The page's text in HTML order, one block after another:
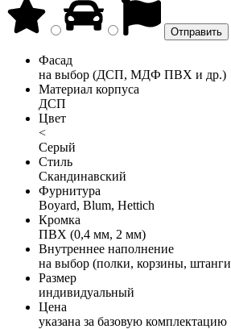
Фасад
на выбор (ДСП, МДФ ПВХ и др.)
Материал корпуса
ДСП
Цвет
<
Серый
Стиль
Скандинавский
Фурнитура
Boyard, Blum, Hettich
Кромка
ПВХ (0,4 мм, 2 мм)
Внутреннее наполнение
на выбор (полки, корзины,
Размер
индивидуальный
Цена
указана за базовую комплектацию